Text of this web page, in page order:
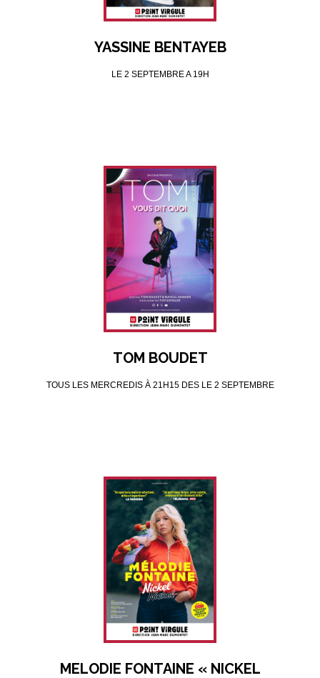
YASSINE BENTAYEB
LE 2 SEPTEMBRE A 19H
TOM BOUDET
TOUS LES MERCREDIS À 21H15 DES LE 2 SEPTEMBRE
MELODIE FONTAINE « NICKEL